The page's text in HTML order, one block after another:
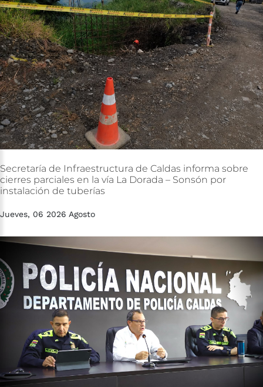
Secretaría de Infraestructura de Caldas informa sobre
cierres parciales en la vía La Dorada – Sonsón por
instalación de tuberías
Jueves, 06 2026 Agosto